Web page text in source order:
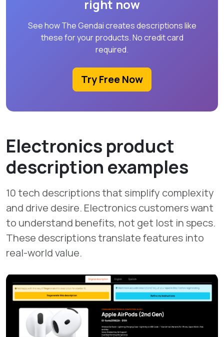
right now
See how The Gendai creates descriptions like
these for your products. No credit card
required.
Try Free Now
Electronics product
description examples
10 tech descriptions that simplify complexity
and drive desire. Electronics customers want
to understand benefits, not get lost in specs.
These descriptions translate features into
real-world value.